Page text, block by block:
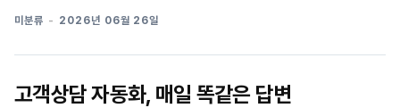
미분류 2026년 06월 26일
고객상담 자동화, 매일 똑같은 답변